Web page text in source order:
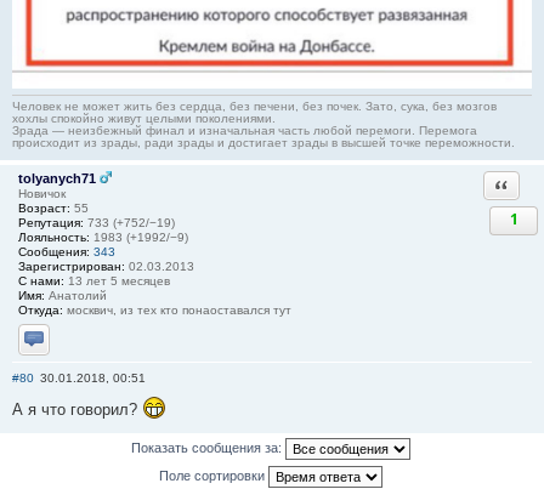
Человек не может жить без сердца, без печени, без почек. Зато, сука, без мозгов
хохлы спокойно живут целыми поколениями.
Зрада — неизбежный финал и изначальная часть любой перемоги. Перемога
происходит из зрады, ради зрады и достигает зрады в высшей точке переможности.
tolyanych71
Новичок
Возраст: 55
Репутация: 733 (+752/−19)
Лояльность: 1983 (+1992/−9)
Сообщения: 343
Зарегистрирован: 02.03.2013
С нами: 13 лет 5 месяцев
Имя: Анатолий
Откуда: москвич, из тех кто понаоставался тут
Отправить личное сообщение
1
#80 30.01.2018, 00:51
А я что говорил?
Показать сообщения за:
Поле сортировки